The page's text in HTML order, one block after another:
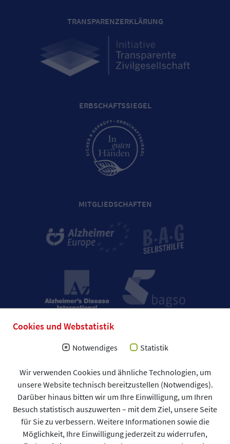
Cookies und Webstatistik
Notwendiges Statistik
Wir verwenden Cookies und ähnliche Technologien, um
unsere Website technisch bereitzustellen (Notwendiges).
Darüber hinaus bitten wir um Ihre Einwilligung, um Ihren
Besuch statistisch auszuwerten – mit dem Ziel, unsere Seite
für Sie zu verbessern. Weitere Informationen sowie die
Möglichkeit, Ihre Einwilligung jederzeit zu widerrufen,
TRANSPARENZERKLÄRUNG
ERBSCHAFTSSIEGEL
MITGLIEDSCHAFTEN
Impressum
Allgemeine Geschäftsbedingungen (AGB)
Datenschutzerklärung
Spendenformular
DAlzG © 2026